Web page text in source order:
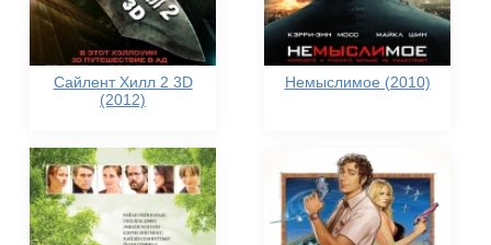
Сайлент Хилл 2 3D
(2012)
Немыслимое (2010)